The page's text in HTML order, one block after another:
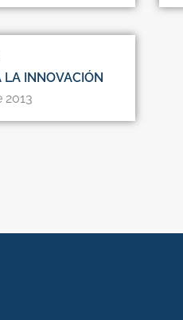
LA INNOVACIÓN
2013